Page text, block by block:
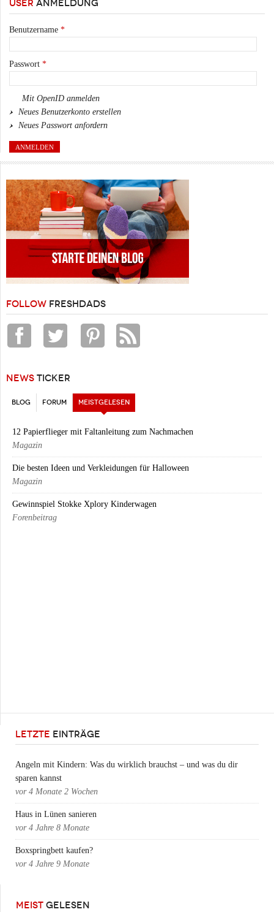
USER ANMELDUNG
Benutzername *
Passwort *
Mit OpenID anmelden
Neues Benutzerkonto erstellen
Neues Passwort anfordern
FOLLOW FRESHDADS
NEWS TICKER
BLOG FORUM MEISTGELESEN
12 Papierflieger mit Faltanleitung zum Nachmachen
Magazin
Die besten Ideen und Verkleidungen für Halloween
Magazin
Gewinnspiel Stokke Xplory Kinderwagen
Forenbeitrag
LETZTE EINTRÄGE
Angeln mit Kindern: Was du wirklich brauchst – und was du dir
sparen kannst
vor 4 Monate 2 Wochen
Haus in Lünen sanieren
vor 4 Jahre 8 Monate
Boxspringbett kaufen?
vor 4 Jahre 9 Monate
MEIST GELESEN